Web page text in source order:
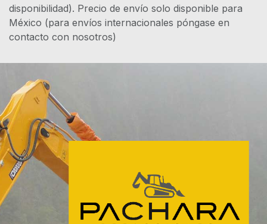
disponibilidad). Precio de envío solo disponible para
México (para envíos internacionales póngase en
contacto con nosotros)